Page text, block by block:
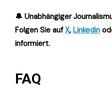
🔔 Unabhängiger
Folgen Sie aufX, Linkedin
informiert.
FAQ